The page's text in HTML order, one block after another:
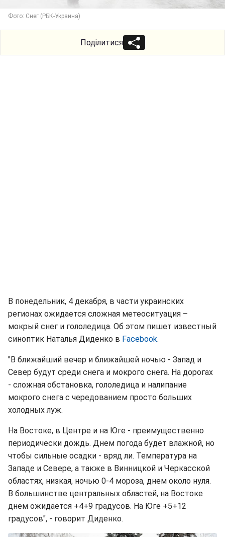
Фото: Снег (РБК-Украина)
Поділитися
В понедельник, 4 декабря, в части украинских
регионах ожидается сложная метеоситуация –
мокрый снег и гололедица. Об этом пишет известный
синоптик Наталья Диденко в Facebook.
"В ближайший вечер и ближайшей ночью - Запад и
Север будут среди снега и мокрого снега. На дорогах
- сложная обстановка, гололедица и налипание
мокрого снега с чередованием просто больших
холодных луж.
На Востоке, в Центре и на Юге - преимущественно
периодически дождь. Днем погода будет влажной, но
чтобы сильные осадки - вряд ли. Температура на
Западе и Севере, а также в Винницкой и Черкасской
областях, низкая, ночью 0-4 мороза, днем около нуля.
В большинстве центральных областей, на Востоке
днем ожидается +4+9 градусов. На Юге +5+12
градусов", - говорит Диденко.